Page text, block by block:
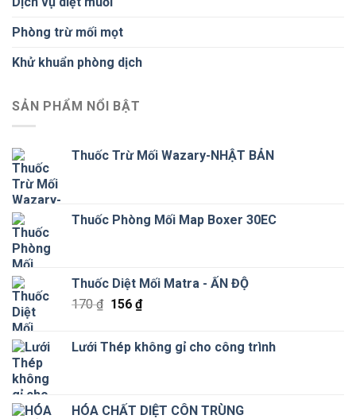
Phòng trừ mối mọt
Khử khuẩn phòng dịch
SẢN PHẨM NỔI BẬT
Thuốc Trừ Mối Wazary-NHẬT BẢN
Thuốc Phòng Mối Map Boxer 30EC
Thuốc Diệt Mối Matra - ẤN ĐỘ
170₫ Giá
170 ₫.
156 ₫Giá
là:
Lưới Thép không gỉ cho công trình
HÓA CHẤT DIỆT CÔN TRÙNG